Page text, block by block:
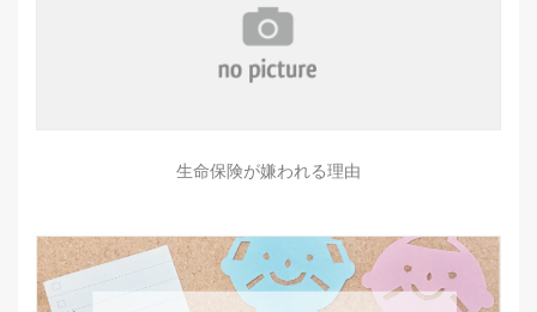
生命保険が嫌われる理由